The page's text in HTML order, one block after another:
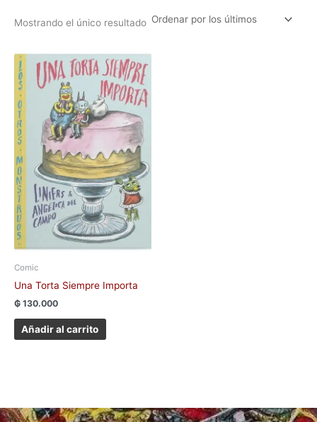
Mostrando el único resultado
Comic
Una Torta Siempre Importa
₲ 130.000
Añadir al carrito